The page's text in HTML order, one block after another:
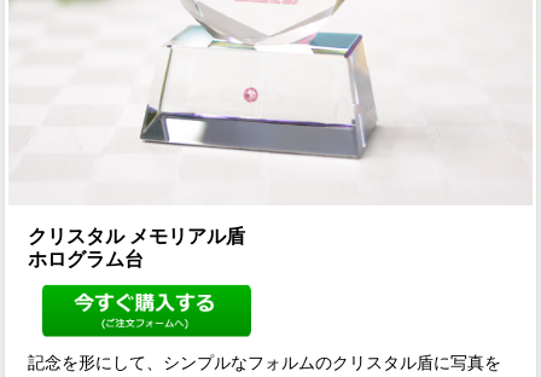
クリスタル メモリアル盾
ホログラム台
記念を形にして、シンプルなフォルムのクリスタル盾に写真を